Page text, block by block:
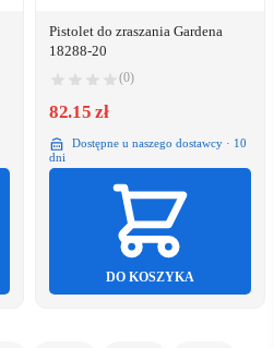
Pistolet do zraszania Gardena
18288-20
(0)
82.15 zł
Dostępne u naszego dostawcy · 10
dni
DO KOSZYKA